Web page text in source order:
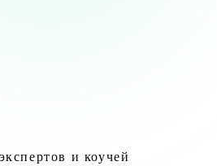
и коучей